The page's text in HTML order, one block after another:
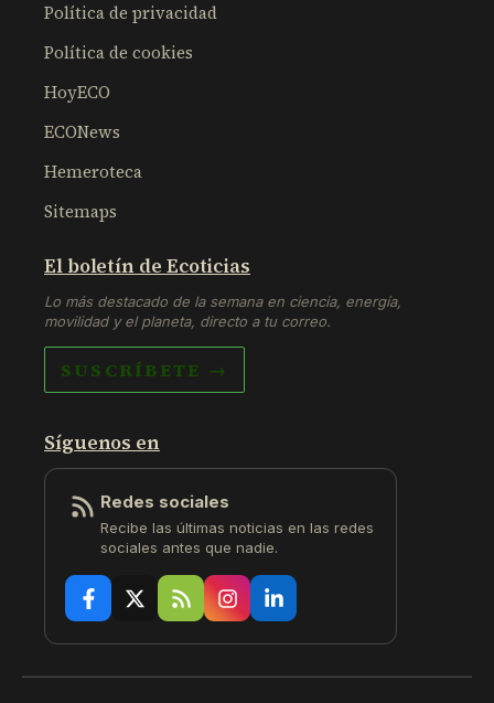
Política de privacidad
Política de cookies
HoyECO
ECONews
Hemeroteca
Sitemaps
El boletín de Ecoticias
Lo más destacado de la semana en ciencia, energía,
movilidad y el planeta, directo a tu correo.
SUSCRÍBETE →
Síguenos en
Redes sociales
Recibe las últimas noticias en las redes
sociales antes que nadie.